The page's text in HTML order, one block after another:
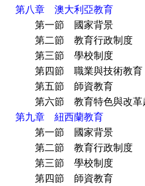
第八章 澳大利亞教育
第一節 國家背景
第二節 教育行政制度
第三節 學校制度
第四節 職業與技術教育
第五節 師資教育
第六節 教育特色與改革
第九章 紐西蘭教育
第一節 國家背景
第二節 教育行政制度
第三節 學校制度
第四節 師資教育